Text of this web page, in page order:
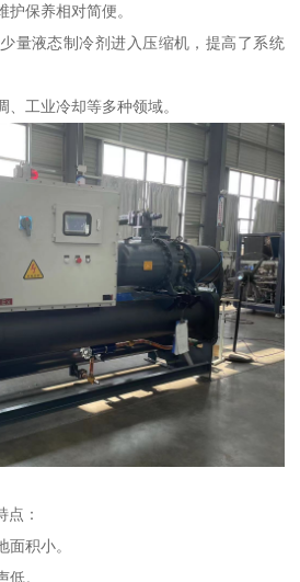
保养相对简便。
量液态制冷剂进入压缩机，提高了系统
工业冷却等多种领域。
点：
面积小。
。